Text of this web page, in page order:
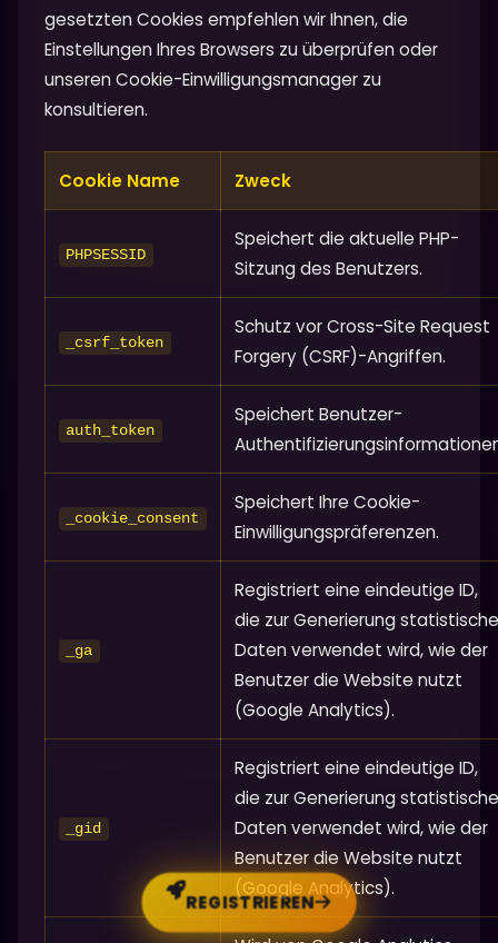
gesetzten Cookies empfehlen wir Ihnen, die
Einstellungen Ihres Browsers zu überprüfen oder
unseren Cookie-Einwilligungsmanager zu
konsultieren.
Cookie Name Zweck
PHPSESSID
Speichert die aktuelle PHP-
Sitzung des Benutzers.
_csrf_token
Schutz vor Cross-Site Request
Forgery (CSRF)-Angriffen.
auth_token
Speichert Benutzer-
_cookie_consent
Speichert Ihre Cookie-
Einwilligungspräferenzen.
_ga
Registriert eine eindeutige ID,
die zur Generierung
Daten verwendet wird, wie der
Benutzer die Website nutzt
(Google Analytics).
_gid
Registriert eine eindeutige ID,
die zur Generierung
Daten verwendet wird, wie der
Benutzer die Website nutzt
(Google Analytics).
REGISTRIEREN